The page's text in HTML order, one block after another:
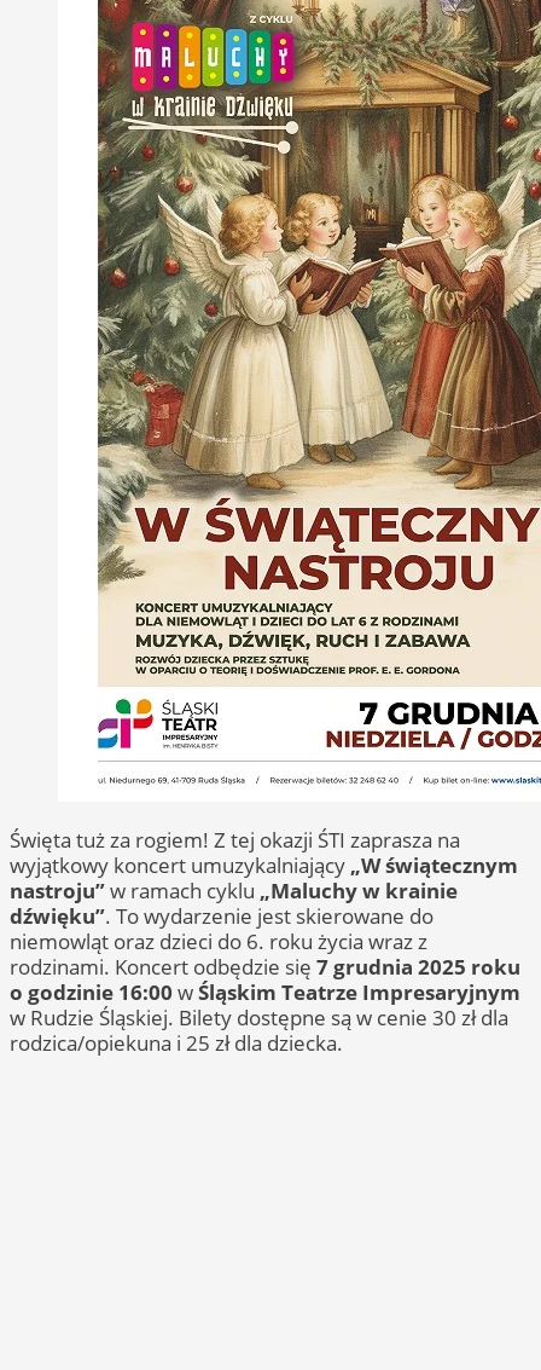
Święta tuż za rogiem! Z tej okazji ŚTI zaprasza na
wyjątkowy koncert umuzykalniający „W świątecznym
nastroju”w ramach cyklu „Maluchy w krainie
dźwięku”. To wydarzenie jest skierowane do
niemowląt oraz dzieci do 6. roku życia wraz z
rodzinami. Koncert odbędzie się 7 grudnia 2025 roku
o godzinie 16:00 wŚląskim Teatrze Impresaryjnym
w Rudzie Śląskiej. Bilety dostępne są w cenie 30 zł dla
rodzica/opiekuna i 25 zł dla dziecka.